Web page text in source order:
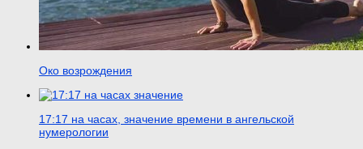
Око возрождения
17:17 на часах, значение времени в ангельской
нумерологии